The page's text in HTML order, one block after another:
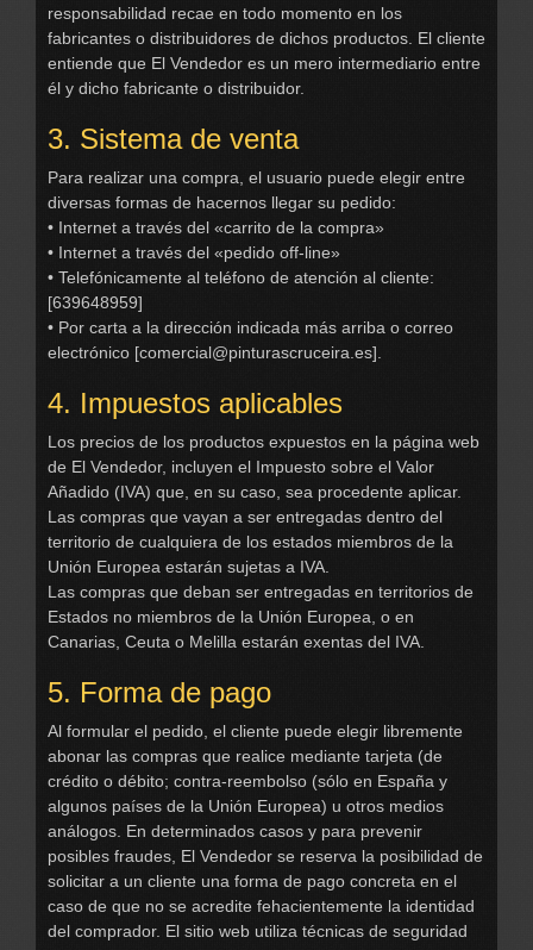
responsabilidad recae en todo momento en los
fabricantes o distribuidores de dichos productos. El cliente
entiende que El Vendedor es un mero intermediario entre
él y dicho fabricante o distribuidor.
3. Sistema de venta
Para realizar una compra, el usuario puede elegir entre
diversas formas de hacernos llegar su pedido:
• Internet a través del «carrito de la compra»
• Internet a través del «pedido off-line»
• Telefónicamente al teléfono de atención al cliente:
[639648959]
• Por carta a la dirección indicada más arriba o correo
electrónico [comercial@pinturascruceira.es].
4. Impuestos aplicables
Los precios de los productos expuestos en la página web
de El Vendedor, incluyen el Impuesto sobre el Valor
Añadido (IVA) que, en su caso, sea procedente aplicar.
Las compras que vayan a ser entregadas dentro del
territorio de cualquiera de los estados miembros de la
Unión Europea estarán sujetas a IVA.
Las compras que deban ser entregadas en territorios de
Estados no miembros de la Unión Europea, o en
Canarias, Ceuta o Melilla estarán exentas del IVA.
5. Forma de pago
Al formular el pedido, el cliente puede elegir libremente
abonar las compras que realice mediante tarjeta (de
crédito o débito; contra-reembolso (sólo en España y
algunos países de la Unión Europea) u otros medios
análogos. En determinados casos y para prevenir
posibles fraudes, El Vendedor se reserva la posibilidad de
solicitar a un cliente una forma de pago concreta en el
caso de que no se acredite fehacientemente la identidad
del comprador. El sitio web utiliza técnicas de seguridad